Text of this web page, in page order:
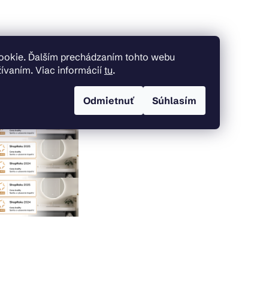
Ďalším prechádzaním tohto webu
Viac informácií tu.
Odmietnuť Súhlasím